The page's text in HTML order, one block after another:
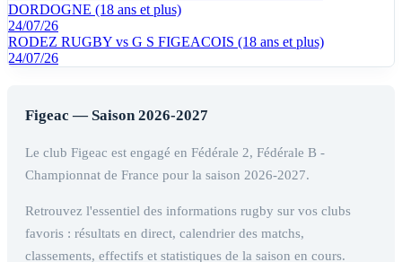
DORDOGNE (18 ans et plus)
24/07/26
RODEZ RUGBY vs G S FIGEACOIS (18 ans et plus)
24/07/26
Figeac — Saison 2026-2027
Le club Figeac est engagé en Fédérale 2, Fédérale B -
Championnat de France pour la saison 2026-2027.
Retrouvez l'essentiel des informations rugby sur vos clubs
favoris : résultats en direct, calendrier des matchs,
classements, effectifs et statistiques de la saison en cours.